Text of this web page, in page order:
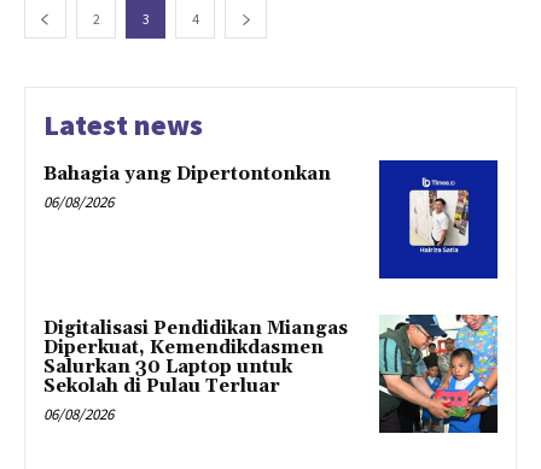
2 3 4
Latest news
Bahagia yang Dipertontonkan
06/08/2026
Digitalisasi Pendidikan Miangas
Diperkuat, Kemendikdasmen
Salurkan 30 Laptop untuk
Sekolah di Pulau Terluar
06/08/2026